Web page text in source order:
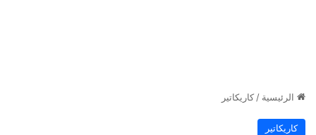
الرئيسية / كاريكاتير
كاريكاتير